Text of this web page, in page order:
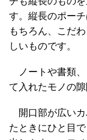
す。縦長のポー
もちろん、こだ
しいものです。
ノートや書類、
て入れたモノの
開口部が広いカ
たときにひと目